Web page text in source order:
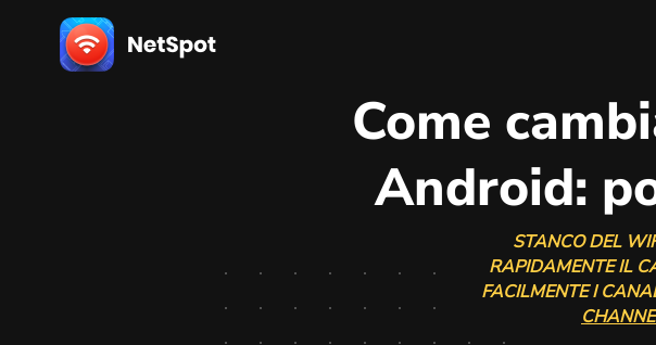
Come
Android:
STANCO DEL
RAPIDAMENTE IL
FACILMENTE I